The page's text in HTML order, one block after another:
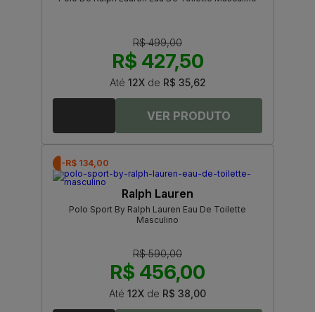
R$ 499,00
R$ 427,50
Até 12Xde R$ 35,62
-R$ 134,00
Ralph Lauren
Polo Sport By Ralph Lauren Eau De Toilette
Masculino
R$ 590,00
R$ 456,00
Até 12X de R$ 38,00